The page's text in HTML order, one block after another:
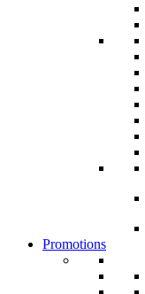
Promotions